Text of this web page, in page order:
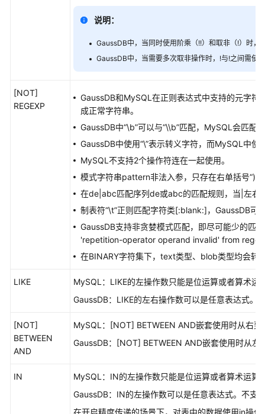
MySQL
MySQL
说明：
GaussDB中，当同时使用阶乘（!!）和取非（!）时
GaussDB中，当需要多次取非操作时，!与!之间需使
[NOT]
REGEXP
GaussDB和MySQL在正则表达式中支持的元字符
成正常字符串。
GaussDB中“\b”可以与“\\b”匹配，MySQL会匹配
GaussDB中使用“\”表示转义字符，而MySQL中使
MySQL不支持2个操作符连在一起使用。
模式字符串pattern非法入参，只存在右单括号
在de|abc匹配序列de或abc的匹配规则，当|左右
制表符“\t”正则匹配字符类[:blank:]，GaussDB
GaussDB支持非贪婪模式匹配，即尽可能少的匹
'repetition-operator operand invalid' from
在BINARY字符集下，text类型、blob类型均会转
LIKE
MySQL：LIKE的左操作数只能是位运算或者算术
GaussDB：LIKE的左右操作数可以是任意表达式。
[NOT]
BETWEEN
AND
MySQL：[NOT] BETWEEN AND嵌套使用时从右
GaussDB：[NOT] BETWEEN AND嵌套使用时从
IN
MySQL：IN的左操作数只能是位运算或者算术运算
GaussDB：IN的左操作数可以是任意表达式。不支
在开启精度传递的场景下，对表中的数据使用in操